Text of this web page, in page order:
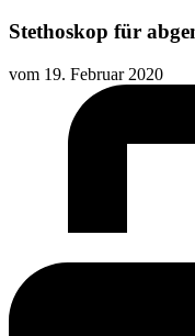
Stethoskop für
vom 19. Februar 2020